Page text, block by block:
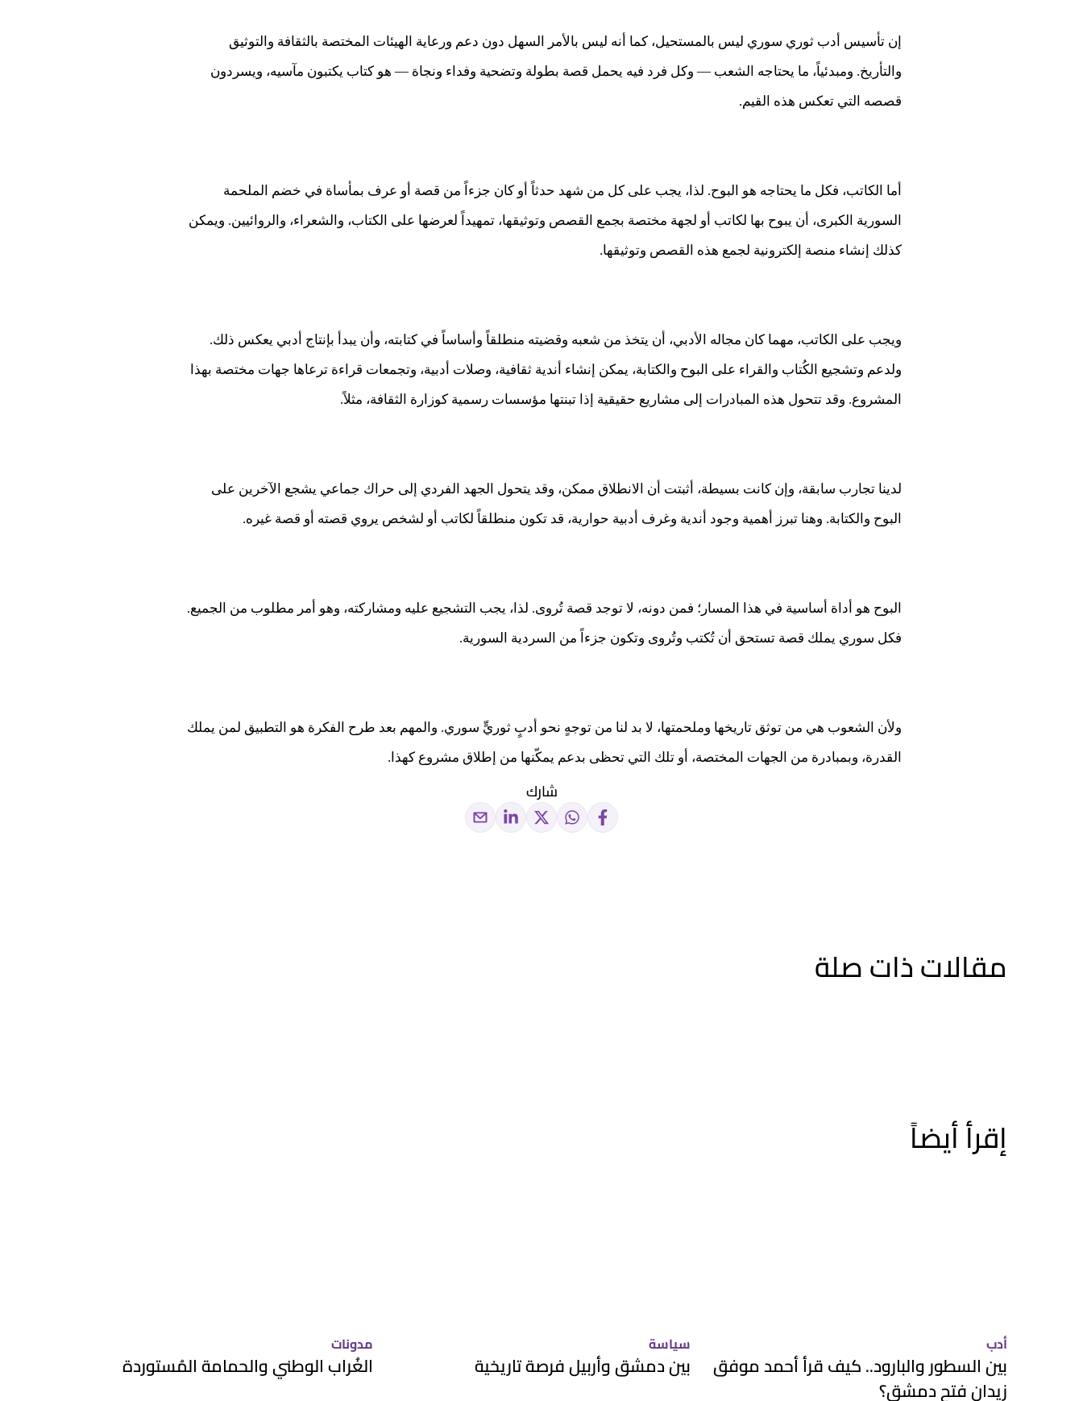
إن تأسيس أدب ثوري سوري ليس بالمستحيل، كما أنه ليس بالأمر السهل دون دعم ورعاية الهيئات المختصة بالثقافة والتوثيق
والتأريخ. ومبدئياً، ما يحتاجه الشعب — وكل فرد فيه يحمل قصة بطولة وتضحية وفداء ونجاة — هو كتاب يكتبون مآسيه، ويسردون
قصصه التي تعكس هذه القيم.
أما الكاتب، فكل ما يحتاجه هو البوح. لذا، يجب على كل من شهد حدثاً أو كان جزءاً من قصة أو عرف بمأساة في خضم الملحمة
السورية الكبرى، أن يبوح بها لكاتب أو لجهة مختصة بجمع القصص وتوثيقها، تمهيداً لعرضها على الكتاب، والشعراء، والروائيين. ويمكن
كذلك إنشاء منصة إلكترونية لجمع هذه القصص وتوثيقها.
ويجب على الكاتب، مهما كان مجاله الأدبي، أن يتخذ من شعبه وقضيته منطلقاً وأساساً في كتابته، وأن يبدأ بإنتاج أدبي يعكس ذلك.
ولدعم وتشجيع الكُتاب والقراء على البوح والكتابة، يمكن إنشاء أندية ثقافية، وصلات أدبية، وتجمعات قراءة ترعاها جهات مختصة بهذا
المشروع. وقد تتحول هذه المبادرات إلى مشاريع حقيقية إذا تبنتها مؤسسات رسمية كوزارة الثقافة، مثلاً.
لدينا تجارب سابقة، وإن كانت بسيطة، أثبتت أن الانطلاق ممكن، وقد يتحول الجهد الفردي إلى حراك جماعي يشجع الآخرين على
البوح والكتابة. وهنا تبرز أهمية وجود أندية وغرف أدبية حوارية، قد تكون منطلقاً لكاتب أو لشخص يروي قصته أو قصة غيره.
البوح هو أداة أساسية في هذا المسار؛ فمن دونه، لا توجد قصة تُروى. لذا، يجب التشجيع عليه ومشاركته، وهو أمر مطلوب من الجميع.
فكل سوري يملك قصة تستحق أن تُكتب وتُروى وتكون جزءاً من السردية السورية.
ولأن الشعوب هي من توثق تاريخها وملحمتها، لا بد لنا من توجهٍ نحو أدبٍ ثوريٍّ سوري. والمهم بعد طرح الفكرة هو التطبيق لمن يملك
القدرة، وبمبادرة من الجهات المختصة، أو تلك التي تحظى بدعم يمكّنها من إطلاق مشروع كهذا.
شارك
مقالات ذات صلة
إقرأ أيضاً
أدب
بين السطور والبارود.. كيف قرأ أحمد موفق
زيدان فتح دمشق؟
سياسة
بين دمشق وأربيل فرصة تاريخية
مدونات
الغُراب الوطني والحمامة المُستوردة